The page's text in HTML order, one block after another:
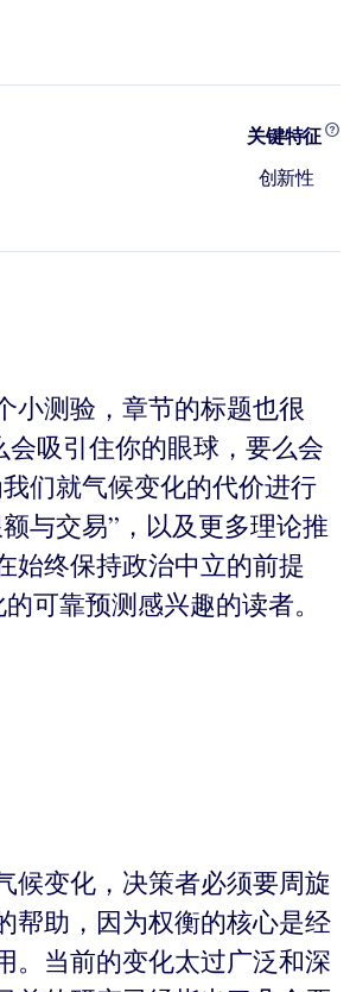
关键特征
创新性
小测验，章节的标题也很
会吸引住你的眼球，要么会
们就气候变化的代价进行
与交易”，以及更多理论推
终保持政治中立的前提
可靠预测感兴趣的读者。
候变化，决策者必须要周旋
帮助，因为权衡的核心是经
。当前的变化太过广泛和深